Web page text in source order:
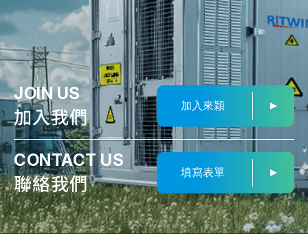
JOIN US
加入我們
加入來穎
CONTACT US
聯絡我們
填寫表單